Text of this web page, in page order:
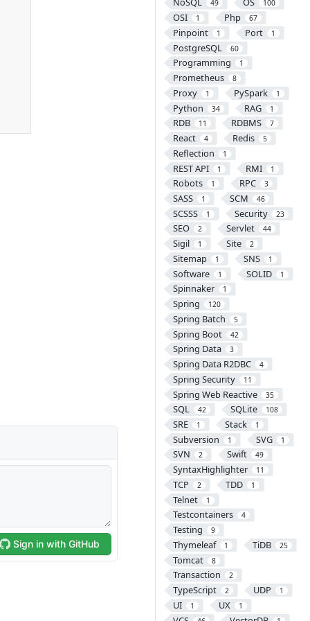
49 100
OSI 1 Php 67
Pinpoint 1 Port 1
PostgreSQL 60
Programming 1
Prometheus 8
Proxy 1 PySpark 1
Python 34 RAG 1
RDB 11 RDBMS 7
React 4 Redis 5
Reflection 1
REST API 1 RMI 1
Robots 1 RPC 3
SASS 1 SCM 46
SCSSS 1 Security 23
SEO 2 Servlet 44
Sigil 1 Site 2
Sitemap 1 SNS 1
Software 1 SOLID 1
Spinnaker 1
Spring 120
Spring Batch 5
Spring Boot 42
Spring Data 3
Spring Data R2DBC 4
Spring Security 11
Spring Web Reactive 35
SQL 42 SQLite 108
SRE 1 Stack 1
Subversion 1 SVG 1
SVN 2 Swift 49
SyntaxHighlighter 11
TCP 2 TDD 1
Telnet 1
Testcontainers 4
Testing 9
Thymeleaf 1 TiDB 25
Tomcat 8
Transaction 2
TypeScript 2 UDP 1
UI 1 UX 1